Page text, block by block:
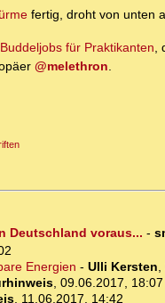
fertig, droht von unten
Buddeljobs für Praktikanten,
@melethron.
Deutschland voraus... -
Energien - Ulli Kersten,
, 09.06.2017, 18:07
, 11.06.2017, 14:42